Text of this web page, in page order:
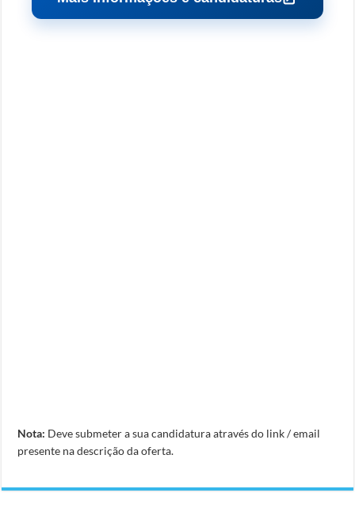
Nota: Deve submeter a sua candidatura através do link / email
presente na descrição da oferta.